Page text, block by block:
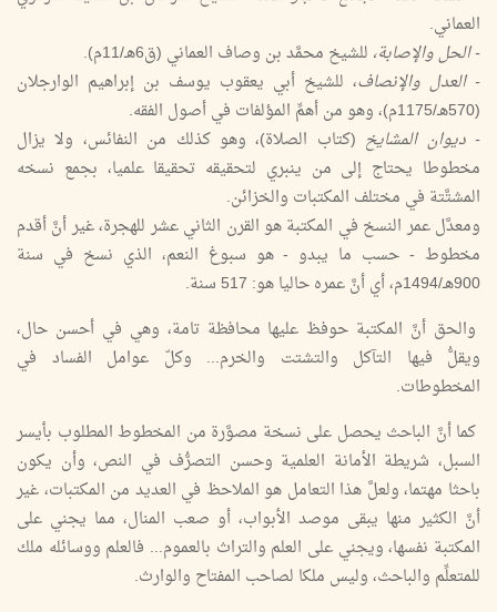
العماني.
- الحل والإصابة، للشيخ محمَّد بن وصاف العماني (ق6هـ/11م).
- العدل والإنصاف، للشيخ أبي يعقوب يوسف بن إبراهيم الوارجلان
(570هـ/1175م)، وهو من أهمِّ المؤلفات في أصول الفقه.
- ديوان المشايخ (كتاب الصلاة)، وهو كذلك من النفائس، ولا يزال
مخطوطا يحتاج إلى من ينبري لتحقيقه تحقيقا علميا، بجمع نسخه
المشتَّتة في مختلف المكتبات والخزائن.
ومعدَّل عمر النسخ في المكتبة هو القرن الثاني عشر للهجرة، غير أنَّ أقدم
مخطوط - حسب ما يبدو - هو سبوغ النعم، الذي نسخ في سنة
900هـ/1494م، أي أنَّ عمره حاليا هو: 517 سنة.
والحق أنَّ المكتبة حوفظ عليها محافظة تامة، وهي في أحسن حال،
ويقلُّ فيها التآكل والتشتت والخرم... وكلّ عوامل الفساد في
المخطوطات.
كما أنَّ الباحث يحصل على نسخة مصوَّرة من المخطوط المطلوب بأيسر
السبل، شريطة الأمانة العلمية وحسن التصرُّف في النص، وأن يكون
باحثا مهتما، ولعلَّ هذا التعامل هو الملاحظ في العديد من المكتبات، غير
أنَّ الكثير منها يبقى موصد الأبواب، أو صعب المنال، مما يجني على
المكتبة نفسها، ويجني على العلم والتراث بالعموم... فالعلم ووسائله ملك
للمتعلِّم والباحث، وليس ملكا لصاحب المفتاح والوارث.